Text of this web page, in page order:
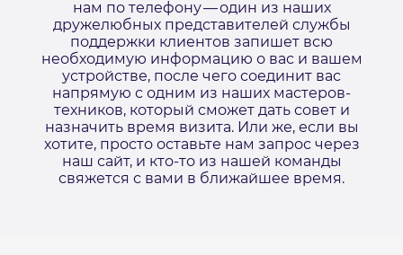
нам по телефону — один из наших
дружелюбных представителей службы
поддержки клиентов запишет всю
необходимую информацию о вас и вашем
устройстве, после чего соединит вас
напрямую с одним из наших мастеров-
техников, который сможет дать совет и
назначить время визита. Или же, если вы
хотите, просто оставьте нам запрос через
наш сайт, и кто-то из нашей команды
свяжется с вами в ближайшее время.